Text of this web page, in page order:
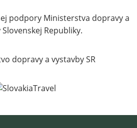
podpory Ministerstva dopravy a
Republiky.